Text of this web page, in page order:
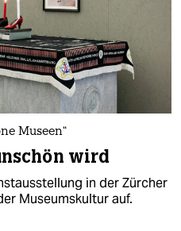
Museen“
wird
in der Zürcher
Museumskultur auf.